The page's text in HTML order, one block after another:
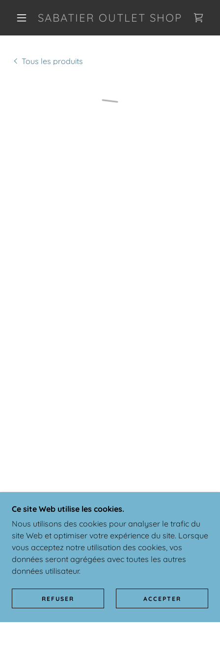
SABATIER OUTLET SHOP
Tous les produits
Ce site Web utilise les cookies.
Nous utilisons des cookies pour analyser le trafic du
site Web et optimiser votre expérience du site. Lorsque
vous acceptez notre utilisation des cookies, vos
données seront agrégées avec toutes les autres
données utilisateur.
REFUSER ACCEPTER